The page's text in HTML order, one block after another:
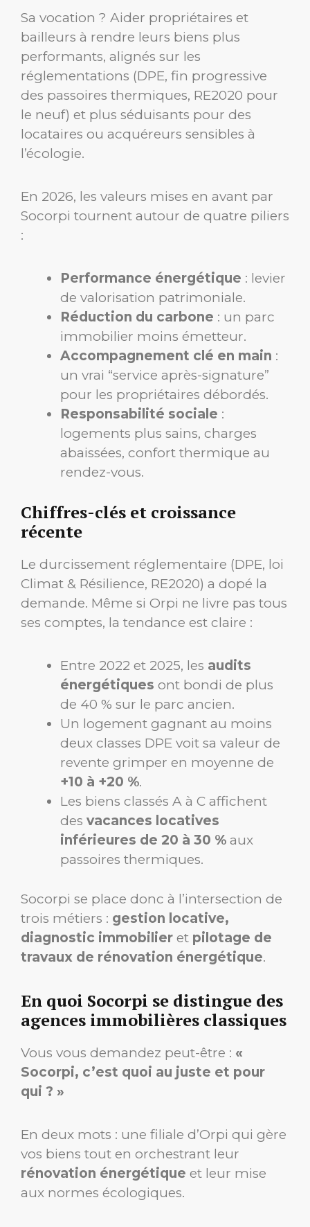
Sa vocation ? Aider propriétaires et
bailleurs à rendre leurs biens plus
performants, alignés sur les
réglementations (DPE, fin progressive
des passoires thermiques, RE2020 pour
le neuf) et plus séduisants pour des
locataires ou acquéreurs sensibles à
l’écologie.
En 2026, les valeurs mises en avant par
Socorpi tournent autour de quatre piliers
:
Performance énergétique : levier
de valorisation patrimoniale.
Réduction du carbone : un parc
immobilier moins émetteur.
Accompagnement clé en main :
un vrai “service après-signature”
pour les propriétaires débordés.
Responsabilité sociale :
logements plus sains, charges
abaissées, confort thermique au
rendez-vous.
Chiffres-clés et croissance
récente
Le durcissement réglementaire (DPE, loi
Climat & Résilience, RE2020) a dopé la
demande. Même si Orpi ne livre pas tous
ses comptes, la tendance est claire :
Entre 2022 et 2025, les audits
énergétiques ont bondi de plus
de 40 % sur le parc ancien.
Un logement gagnant au moins
deux classes DPE voit sa valeur de
revente grimper en moyenne de
+10 à +20 %.
Les biens classés A à C affichent
des vacances locatives
inférieures de 20 à 30 % aux
passoires thermiques.
Socorpi se place donc à l’intersection de
trois métiers : gestion locative,
diagnostic immobilier et pilotage de
travaux de rénovation énergétique.
En quoi Socorpi se distingue des
agences immobilières classiques
Vous vous demandez peut-être : «
Socorpi, c’est quoi au juste et pour
qui ? »
En deux mots : une filiale d’Orpi qui gère
vos biens tout en orchestrant leur
rénovation énergétique et leur mise
aux normes écologiques.